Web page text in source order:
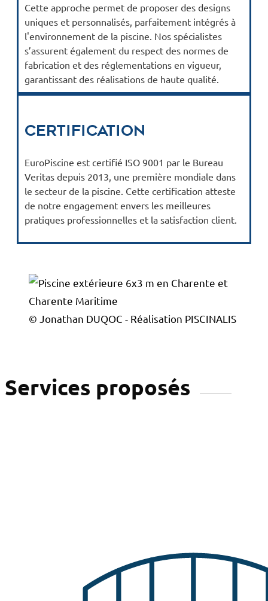
Cette approche permet de proposer des designs
uniques et personnalisés, parfaitement intégrés à
l'environnement de la piscine. Nos spécialistes
s’assurent également du respect des normes de
fabrication et des réglementations en vigueur,
garantissant des réalisations de haute qualité.
Certification
EuroPiscine est certifié ISO 9001 par le Bureau
Veritas depuis 2013, une première mondiale dans
le secteur de la piscine. Cette certification atteste
de notre engagement envers les meilleures
pratiques professionnelles et la satisfaction client.
© Jonathan DUQOC - Réalisation PISCINALIS
Services proposés